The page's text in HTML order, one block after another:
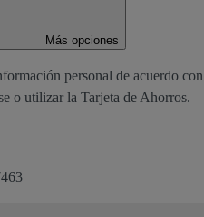
Más opciones
personal de acuerdo
o utilizar la Tarjeta de Ahorros.